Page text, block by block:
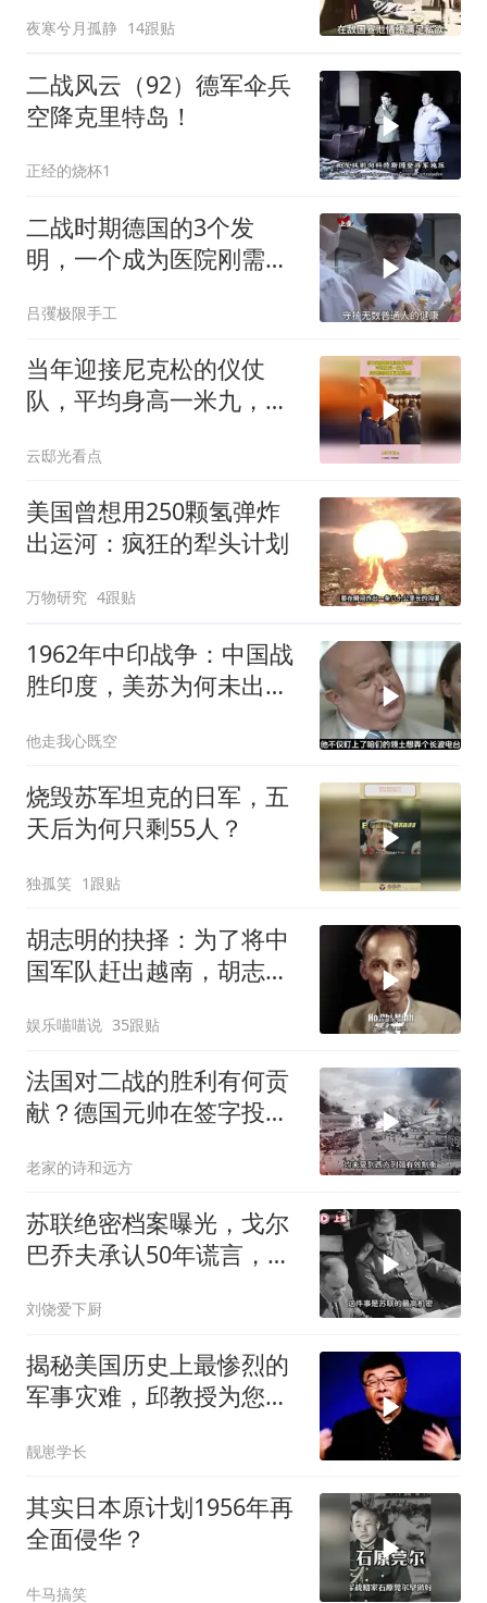
夜寒兮月孤静 14跟贴
二战风云（92）德军伞兵
空降克里特岛！
正经的烧杯1
二战时期德国的3个发
明，一个成为医院刚需，
吕彏极限手工
当年迎接尼克松的仪仗
队，平均身高一米九，尼
云邸光看点
美国曾想用250颗氢弹炸
出运河：疯狂的犁头计划
万物研究 4跟贴
1962年中印战争：中国战
胜印度，美苏为何未出兵
他走我心既空
烧毁苏军坦克的日军，五
天后为何只剩55人？
独孤笑 1跟贴
胡志明的抉择：为了将中
国军队赶出越南，胡志明
娱乐喵喵说 35跟贴
法国对二战的胜利有何贡
献？德国元帅在签字投降
老家的诗和远方
苏联绝密档案曝光，戈尔
巴乔夫承认50年谎言，斯
刘饶爱下厨
揭秘美国历史上最惨烈的
军事灾难，邱教授为您详
靓崽学长
其实日本原计划1956年再
全面侵华？
牛马搞笑